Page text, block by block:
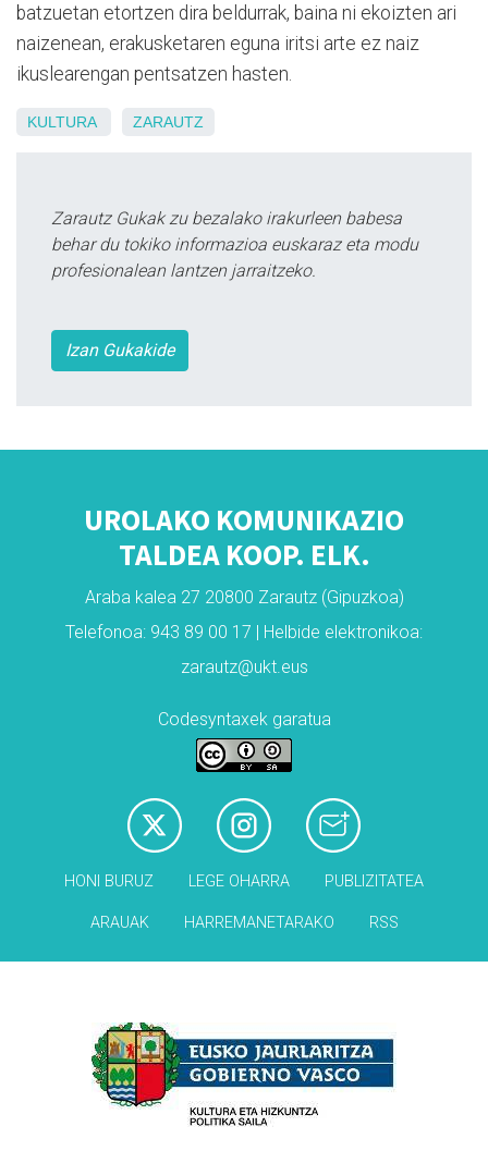
batzuetan etortzen dira beldurrak, baina ni ekoizten ari
naizenean, erakusketaren eguna iritsi arte ez naiz
ikuslearengan pentsatzen hasten.
KULTURA ZARAUTZ
Zarautz Gukak zu bezalako irakurleen babesa
behar du tokiko informazioa euskaraz eta modu
profesionalean lantzen jarraitzeko.
Izan Gukakide
UROLAKO KOMUNIKAZIO
TALDEA KOOP. ELK.
Araba kalea 27 20800 Zarautz (Gipuzkoa)
Telefonoa: 943 89 00 17 | Helbide elektronikoa:
zarautz@ukt.eus
Codesyntaxek garatua
HONI BURUZ LEGE OHARRA PUBLIZITATEA
ARAUAK HARREMANETARAKO RSS